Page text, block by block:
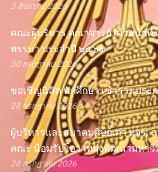
3 สิงหาคม 2026
คณะผู้บริหาร คณาจารย์ เจ้าหน้าที่
พรรษา ประจำปี ๒๕๖๙
30 กรกฎาคม 2026
ขอเชิญนิสิต นักศึกษา เข้าร่วมประก
28 กรกฎาคม 2026
ผู้บริหารและสมาคมศิษย์เก่า มจร.
คณะ น้อมรับโอวาทมุ่งพัฒนามหาวิ
28 กรกฎาคม 2026